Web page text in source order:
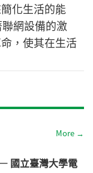
化生活的能
網設備的激
，使其在生活
More →
國立臺灣大學電